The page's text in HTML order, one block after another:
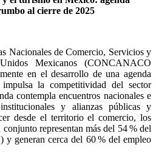
al cierre de 2025
Nacionales de Comercio, Servicios y
Mexicanos (CONCANACO
en el desarrollo de una agenda
impulsa la competitividad del sector
contempla encuentros nacionales e
y alianzas públicas y
desde el territorio el comercio, los
representan más del 54 % del
generan cerca del 60 % del empleo